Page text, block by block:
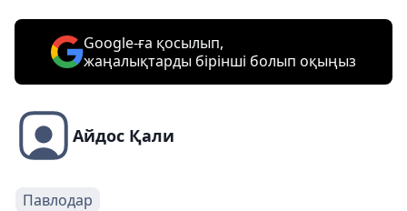
Google-ға қосылып,
жаңалықтарды бірінші болып оқыңыз
Айдос Қали
Павлодар